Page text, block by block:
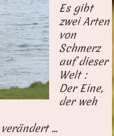
Es gibt
zwei Arten
von
Schmerz
auf dieser
Welt :
Der Eine,
der weh
...